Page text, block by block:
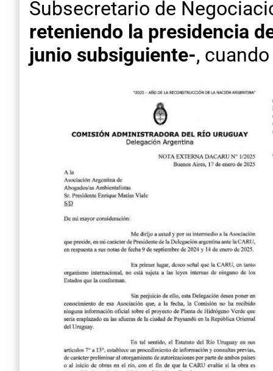
Subsecretario de
reteniendo la presidencia
junio subsiguiente-,